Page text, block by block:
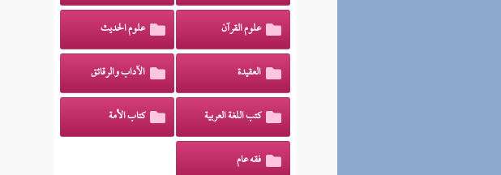
علوم القرآن علوم الحديث
العقيدة الآداب والرقائق
كتب اللغة العربية كتاب الأمة
فقه عام